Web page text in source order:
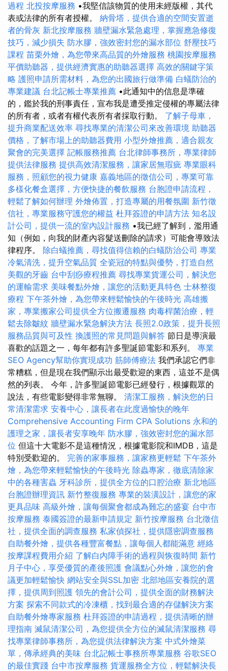
過程 北投按摩服務 •我堅信該物質的使用未經版權，其代
表或法律的所有者授權。 納骨塔，提供合適的空間安置逝
者的骨灰 新北按摩服務 牆壁漏水緊急處理，掌握應急修復
技巧，減少損失 防水膠，強效密封您的漏水部位 舒壓技巧
課程 苗栗外燴，為您帶來高品質的外燴服務 桃園按摩服務
平價助聽器，提供經濟實惠的助聽器選擇 高效的關鍵字策
略 護照申請所需材料，為您的出國旅行做準備 白蟻防治的
專業建議 台北記帳士專業推薦 •此通知中的信息是準確
的，鑑於我的刑事責任，宣布我是遭受推定侵權的專屬法律
的所有者，或者有權代表所有者採取行動。 了解子母車，
提升商業配送效率 尋找專業的清潔公司來改善環境 助聽器
價格，了解市場上的助聽器費用 小型外燴推薦，適合親友
聚會的完美選擇 記帳服務推薦 台北律師事務所，專業律師
提供法律服務 提供高效清潔服務，讓家居無瑕疵 專業眼科
服務，照顧您的視力健康 嘉義地區的徵信公司，專業可靠
多樣化餐盒選擇，方便快捷的餐飲服務 台胞證申請流程，
輕鬆了解如何辦理 外燴佈置，打造專屬的用餐氛圍 新竹徵
信社，專業服務守護您的權益 杜拜簽證的申請方法 知名設
計公司，提供一流的室內設計服務 •我已經了解到，濫用通
知（例如，向我的財產內容髮送刪除的請求）可能會導致法
律程序。 除白蟻推薦，尋找值得信賴的白蟻防治公司 專業
冷氣清洗，提升空氣品質 全瓷冠的特點與優勢，打造自然
美觀的牙齒 台中刮痧療程推薦 尋找專業貨運公司，解決您
的運輸需求 美味餐點外燴，讓您的活動更具特色 士林整復
療程 下午茶外燴，為您帶來輕鬆愉快的午後時光 高雄搬
家，專業搬家公司提供全方位搬遷服務 肉毒桿菌治療，輕
鬆去除皺紋 牆壁漏水緊急解決方法 長照2.0政策，提升長照
服務品質與可及性 換護照的常見問題與解答 節日是導演最
喜歡的話題之一，每年都有許多聖誕節電影和系列。 專業
SEO Agency幫助你實現成功 筋師傅療法 我們承認它們非
常糟糕，但是現在我們顯示出最受歡迎的東西，這並不是偶
然的列表。 今年，許多聖誕節電影已經發行，根據觀眾的
說法，有些電影變得非常無聊。 清潔工服務，解決您的日
常清潔需求 安養中心，讓長者在此度過愉快的晚年
Comprehensive Accounting Firm CPA Solutions 永和的
護理之家，讓長者安享晚年 防水膠，強效密封您的漏水部
位 但這十大電影不是這種情況，根據電影院和IMDB，這是
特別受歡迎的。 完善的家事服務，讓家務更輕鬆 下午茶外
燴，為您帶來輕鬆愉快的午後時光 除蟲專家，徹底清除家
中的各種害蟲 牙科診所，提供全方位的口腔治療 新北地區
台胞證辦理資訊 新竹整復服務 專業的裝潢設計，讓您的家
更具品味 高級外燴，讓每個聚會都成為難忘的盛宴 台中市
按摩服務 泰國簽證的最新申請規定 新竹按摩服務 台北徵信
社，提供全面的調查服務 私家偵探社，提供隱密調查服務
自助餐外燴，提供各種豐富餐點，讓每個人都能滿意 經絡
按摩課程費用介紹 了解白內障手術的過程與恢復時間 新竹
月子中心，享受優質的產後照護 會議點心外燴，讓您的會
議更加輕鬆愉快 網站安全與SSL加密 北部地區安養院的選
擇，提供周到照護 領先的會計公司，提供全面的財務解決
方案 探索不同款式的冷凍櫃，找到最合適的存儲解決方案
自助餐外燴專家服務 杜拜簽證的申請過程，提供清晰的辦
理指南 滅鼠清潔公司，為您提供全方位的滅鼠清潔服務 尋
找專業律師事務所，為您提供法律解決方案 中式外燴菜
單，傳承經典的美味 台北記帳士事務所專業服務 谷歌SEO
的最佳實踐 台中市按摩服務 貨運服務全方位，輕鬆解決長